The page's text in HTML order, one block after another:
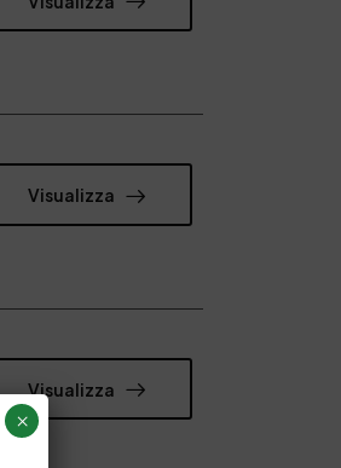
Visualizza
Visualizza
×